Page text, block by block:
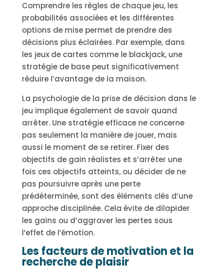
Comprendre les règles de chaque jeu, les
probabilités associées et les différentes
options de mise permet de prendre des
décisions plus éclairées. Par exemple, dans
les jeux de cartes comme le blackjack, une
stratégie de base peut significativement
réduire l’avantage de la maison.
La psychologie de la prise de décision dans le
jeu implique également de savoir quand
arrêter. Une stratégie efficace ne concerne
pas seulement la manière de jouer, mais
aussi le moment de se retirer. Fixer des
objectifs de gain réalistes et s’arrêter une
fois ces objectifs atteints, ou décider de ne
pas poursuivre après une perte
prédéterminée, sont des éléments clés d’une
approche disciplinée. Cela évite de dilapider
les gains ou d’aggraver les pertes sous
l’effet de l’émotion.
Les facteurs de motivation et la
recherche de plaisir